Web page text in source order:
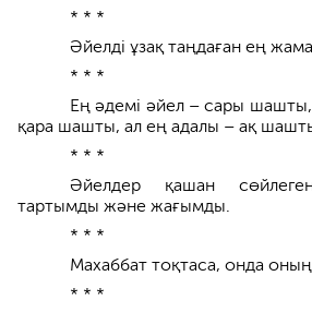
* * *
Әйелді ұзақ таңдаған ең
* * *
Ең әдемі әйел – сары
қара шашты, ал ең адалы – ақ
* * *
Әйелдер қашан
тартымды және жағымды.
* * *
Махаббат тоқтаса, онда
* * *